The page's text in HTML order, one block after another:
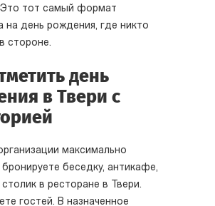
тот самый формат
на день рождения, где никто
стороне.
день
в Твери с
максимально
беседку, антикафе,
в ресторане в Твери.
гостей. В назначенное